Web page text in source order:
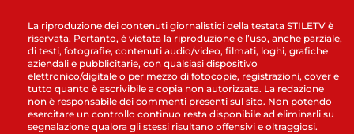
La riproduzione dei contenuti giornalistici della testata STILETV è
riservata. Pertanto, è vietata la riproduzione e l’uso, anche parziale,
di testi, fotografie, contenuti audio/video, filmati, loghi, grafiche
aziendali e pubblicitarie, con qualsiasi dispositivo
elettronico/digitale o per mezzo di fotocopie, registrazioni, cover e
tutto quanto è ascrivibile a copia non autorizzata. La redazione
non è responsabile dei commenti presenti sul sito. Non potendo
esercitare un controllo continuo resta disponibile ad eliminarli su
segnalazione qualora gli stessi risultano offensivi e oltraggiosi.